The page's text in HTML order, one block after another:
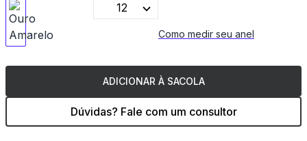
12
Como medir seu anel
ADICIONAR À SACOLA
Dúvidas? Fale com um consultor